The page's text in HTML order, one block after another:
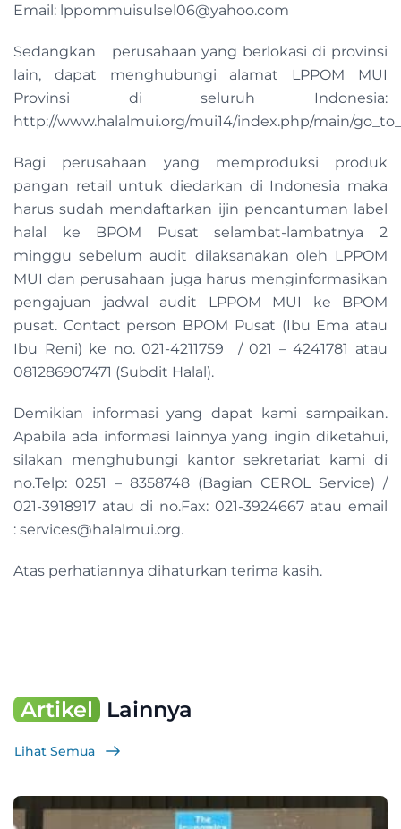
Email: lppommuisulsel06@yahoo.com
Sedangkan perusahaan yang berlokasi di provinsi
lain, dapat menghubungi alamat LPPOM MUI
Provinsi di seluruh Indonesia:
http://www.halalmui.org/mui14/index.php/main/
Bagi perusahaan yang memproduksi produk
pangan retail untuk diedarkan di Indonesia maka
harus sudah mendaftarkan ijin pencantuman label
halal ke BPOM Pusat selambat-lambatnya 2
minggu sebelum audit dilaksanakan oleh LPPOM
MUI dan perusahaan juga harus menginformasikan
pengajuan jadwal audit LPPOM MUI ke BPOM
pusat. Contact person BPOM Pusat (Ibu Ema atau
Ibu Reni) ke no. 021-4211759 / 021 – 4241781 atau
081286907471 (Subdit Halal).
Demikian informasi yang dapat kami sampaikan.
Apabila ada informasi lainnya yang ingin diketahui,
silakan menghubungi kantor sekretariat kami di
no.Telp: 0251 – 8358748 (Bagian CEROL Service) /
021-3918917 atau di no.Fax: 021-3924667 atau email
: services@halalmui.org.
Atas perhatiannya dihaturkan terima kasih.
Artikel Lainnya
Lihat Semua